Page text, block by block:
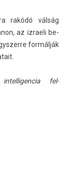
rakódó válság
az iz­raeli be­
formálják
fel­